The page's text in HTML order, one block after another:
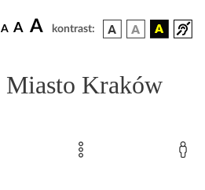
A A A kontrast:
Miasto Kraków